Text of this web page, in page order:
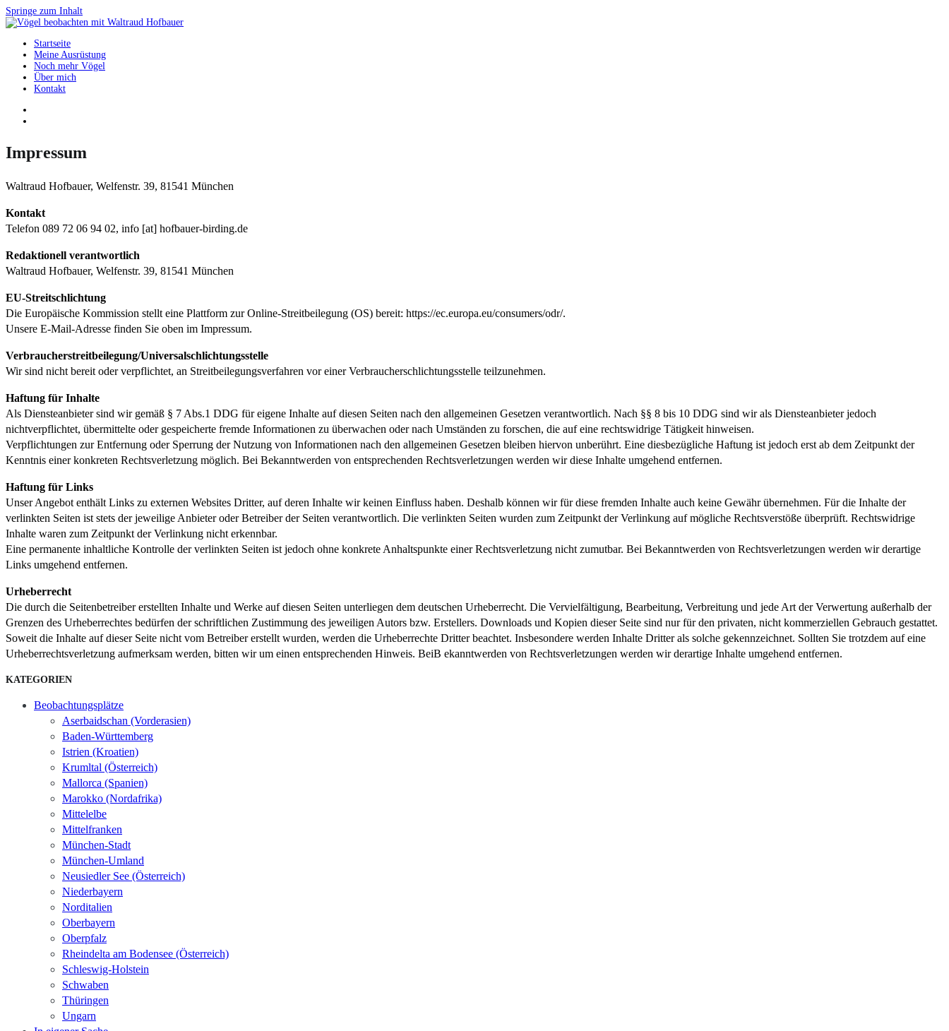
Springe zum Inhalt
Vögel beobachten mit Waltraud Hofbauer
Startseite
Meine Ausrüstung
Noch mehr Vögel
Über mich
Kontakt
Impressum
Waltraud Hofbauer, Welfenstr. 39, 81541 München
Kontakt
Telefon 089 72 06 94 02, info [at] hofbauer-birding.de
Redaktionell verantwortlich
Waltraud Hofbauer, Welfenstr. 39, 81541 München
EU-Streitschlichtung
Die Europäische Kommission stellt eine Plattform zur Online-Streitbeilegung (OS) bereit: https://ec.europa.eu/consumers/odr/.
Unsere E-Mail-Adresse finden Sie oben im Impressum.
Verbraucher­streit­beilegung/Universal­schlichtungs­stelle
Wir sind nicht bereit oder verpflichtet, an Streitbeilegungsverfahren vor einer Verbraucherschlichtungsstelle teilzunehmen.
Haftung für Inhalte
Als Diensteanbieter sind wir gemäß § 7 Abs.1 DDG für eigene Inhalte auf diesen Seiten nach den allgemeinen Gesetzen verantwortlich. Nach §§ 8 bis 10 DDG sind wir als Diensteanbieter jedoch
nichtverpflichtet, übermittelte oder gespeicherte fremde Informationen zu überwachen oder nach Umständen zu forschen, die auf eine rechtswidrige Tätigkeit hinweisen.
Verpflichtungen zur Entfernung oder Sperrung der Nutzung von Informationen nach den allgemeinen Gesetzen bleiben hiervon unberührt. Eine diesbezügliche Haftung ist jedoch erst ab dem Zeitpunkt der
Kenntnis einer konkreten Rechtsverletzung möglich. Bei Bekanntwerden von entsprechenden Rechtsverletzungen werden wir diese Inhalte umgehend entfernen.
Haftung für Links
Unser Angebot enthält Links zu externen Websites Dritter, auf deren Inhalte wir keinen Einfluss haben. Deshalb können wir für diese fremden Inhalte auch keine Gewähr übernehmen. Für die Inhalte der
verlinkten Seiten ist stets der jeweilige Anbieter oder Betreiber der Seiten verantwortlich. Die verlinkten Seiten wurden zum Zeitpunkt der Verlinkung auf mögliche Rechtsverstöße überprüft. Rechtswidrige
Inhalte waren zum Zeitpunkt der Verlinkung nicht erkennbar.
Eine permanente inhaltliche Kontrolle der verlinkten Seiten ist jedoch ohne konkrete Anhaltspunkte einer Rechtsverletzung nicht zumutbar. Bei Bekanntwerden von Rechtsverletzungen werden wir derartige
Links umgehend entfernen.
Urheberrecht
Die durch die Seitenbetreiber erstellten Inhalte und Werke auf diesen Seiten unterliegen dem deutschen Urheberrecht. Die Vervielfältigung, Bearbeitung, Verbreitung und jede Art der Verwertung außerhalb der
Grenzen des Urheberrechtes bedürfen der schriftlichen Zustimmung des jeweiligen Autors bzw. Erstellers. Downloads und Kopien dieser Seite sind nur für den privaten, nicht kommerziellen Gebrauch gestattet.
Soweit die Inhalte auf dieser Seite nicht vom Betreiber erstellt wurden, werden die Urheberrechte Dritter beachtet. Insbesondere werden Inhalte Dritter als solche gekennzeichnet. Sollten Sie trotzdem auf eine
Urheberrechtsverletzung aufmerksam werden, bitten wir um einen entsprechenden Hinweis. BeiB ekanntwerden von Rechtsverletzungen werden wir derartige Inhalte umgehend entfernen.
KATEGORIEN
Beobachtungsplätze
Aserbaidschan (Vorderasien)
Baden-Württemberg
Istrien (Kroatien)
Krumltal (Österreich)
Mallorca (Spanien)
Marokko (Nordafrika)
Mittelelbe
Mittelfranken
München-Stadt
München-Umland
Neusiedler See (Österreich)
Niederbayern
Norditalien
Oberbayern
Oberpfalz
Rheindelta am Bodensee (Österreich)
Schleswig-Holstein
Schwaben
Thüringen
Ungarn